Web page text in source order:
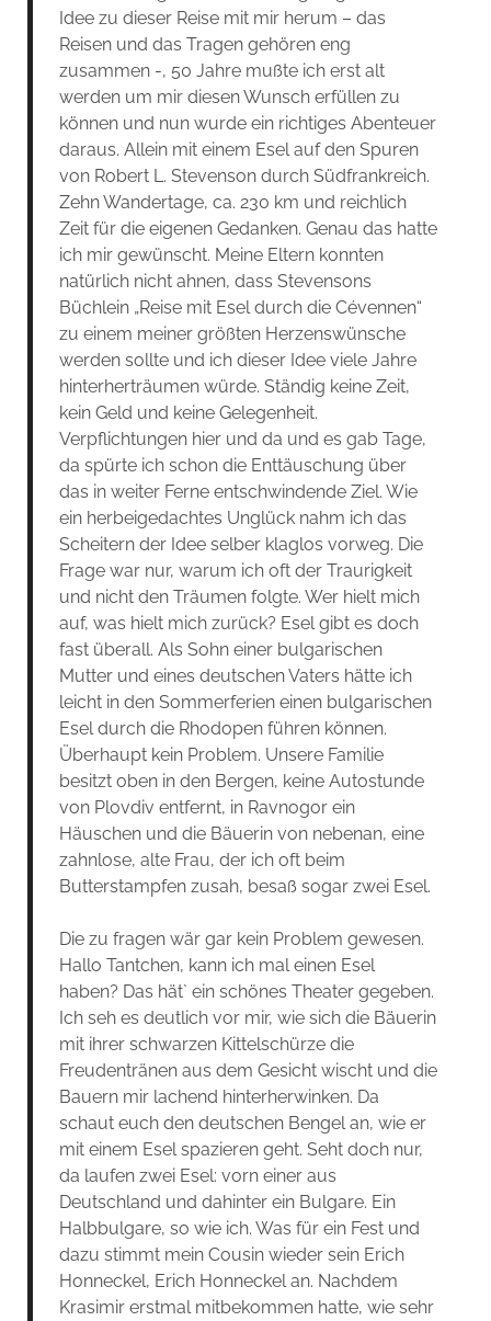
Idee zu dieser Reise mit mir herum – das
Reisen und das Tragen gehören eng
zusammen -, 50 Jahre mußte ich erst alt
werden um mir diesen Wunsch erfüllen zu
können und nun wurde ein richtiges Abenteuer
daraus. Allein mit einem Esel auf den Spuren
von Robert L. Stevenson durch Südfrankreich.
Zehn Wandertage, ca. 230 km und reichlich
Zeit für die eigenen Gedanken. Genau das hatte
ich mir gewünscht. Meine Eltern konnten
natürlich nicht ahnen, dass Stevensons
Büchlein „Reise mit Esel durch die Cévennen“
zu einem meiner größten Herzenswünsche
werden sollte und ich dieser Idee viele Jahre
hinterherträumen würde. Ständig keine Zeit,
kein Geld und keine Gelegenheit.
Verpflichtungen hier und da und es gab Tage,
da spürte ich schon die Enttäuschung über
das in weiter Ferne entschwindende Ziel. Wie
ein herbeigedachtes Unglück nahm ich das
Scheitern der Idee selber klaglos vorweg. Die
Frage war nur, warum ich oft der Traurigkeit
und nicht den Träumen folgte. Wer hielt mich
auf, was hielt mich zurück? Esel gibt es doch
fast überall. Als Sohn einer bulgarischen
Mutter und eines deutschen Vaters hätte ich
leicht in den Sommerferien einen bulgarischen
Esel durch die Rhodopen führen können.
Überhaupt kein Problem. Unsere Familie
besitzt oben in den Bergen, keine Autostunde
von Plovdiv entfernt, in Ravnogor ein
Häuschen und die Bäuerin von nebenan, eine
zahnlose, alte Frau, der ich oft beim
Butterstampfen zusah, besaß sogar zwei Esel.
Die zu fragen wär gar kein Problem gewesen.
Hallo Tantchen, kann ich mal einen Esel
haben? Das hät` ein schönes Theater gegeben.
Ich seh es deutlich vor mir, wie sich die Bäuerin
mit ihrer schwarzen Kittelschürze die
Freudentränen aus dem Gesicht wischt und die
Bauern mir lachend hinterherwinken. Da
schaut euch den deutschen Bengel an, wie er
mit einem Esel spazieren geht. Seht doch nur,
da laufen zwei Esel: vorn einer aus
Deutschland und dahinter ein Bulgare. Ein
Halbbulgare, so wie ich. Was für ein Fest und
dazu stimmt mein Cousin wieder sein Erich
Honneckel, Erich Honneckel an. Nachdem
Krasimir erstmal mitbekommen hatte, wie sehr